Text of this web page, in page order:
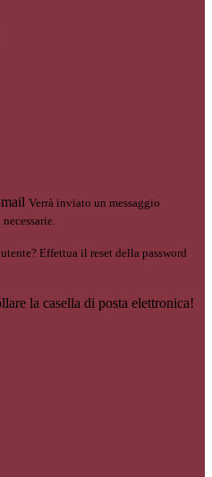
Verrà inviato un messaggio
Effettua il reset della password
la casella di posta elettronica!